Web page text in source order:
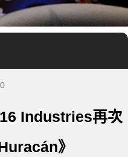
0
Industries再次
》